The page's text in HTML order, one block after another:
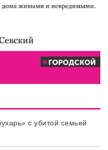
с убитой семьей